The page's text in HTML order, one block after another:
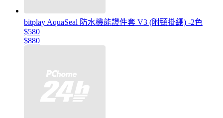
bitplay AquaSeal 防水機能證件套 V3 (附頸掛繩) -2色
$580
$880